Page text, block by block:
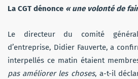
La CGT dénonce « une volonté de
Le directeur du comité
d’entreprise, Didier Fauverte, a
interpellés ce matin étaient
pas améliorer les choses, a-t-il